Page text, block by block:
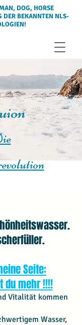
DOG, HORSE
DER BEKANNTEN NLS-
Seite:
du mehr !!!!
Vitalität kommen
Wasser,